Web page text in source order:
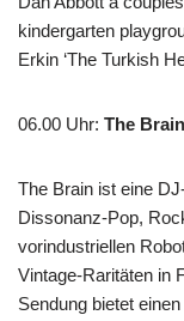
kindergarten
Erkin ‘The Turkish
06.00 Uhr: The
The Brain ist eine
Dissonanz-Pop,
vorindustriellen
Vintage-Raritäten in
Sendung bietet